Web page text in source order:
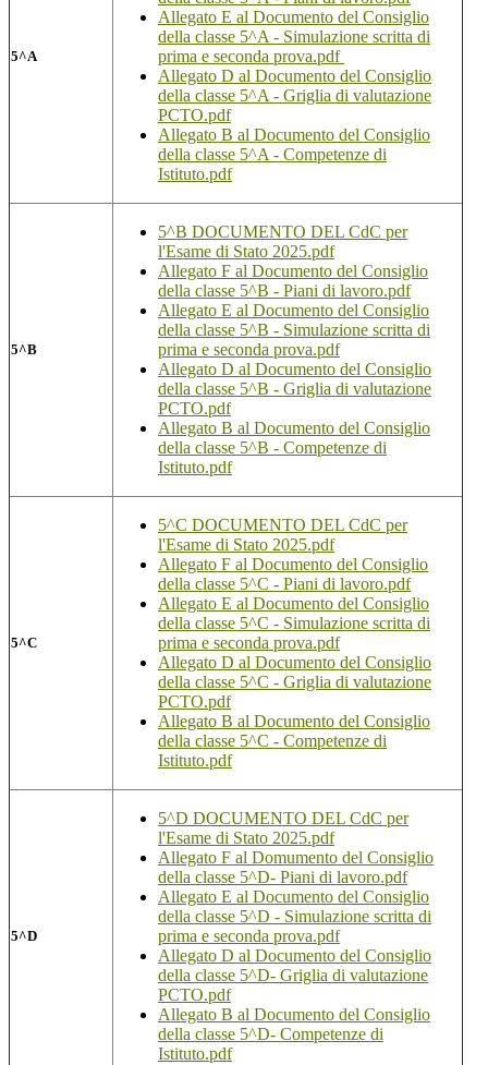
5^A
Allegato E al Documento del Consiglio
della classe 5^A - Simulazione scritta di
prima e seconda prova.pdf
Allegato D al Documento del Consiglio
della classe 5^A - Griglia di valutazione
PCTO.pdf
Allegato B al Documento del Consiglio
della classe 5^A - Competenze di
Istituto.pdf
5^B
5^B DOCUMENTO DEL CdC per
l'Esame di Stato 2025.pdf
Allegato F al Documento del Consiglio
della classe 5^B - Piani di lavoro.pdf
Allegato E al Documento del Consiglio
della classe 5^B - Simulazione scritta di
prima e seconda prova.pdf
Allegato D al Documento del Consiglio
della classe 5^B - Griglia di valutazione
PCTO.pdf
Allegato B al Documento del Consiglio
della classe 5^B - Competenze di
Istituto.pdf
5^C
5^C DOCUMENTO DEL CdC per
l'Esame di Stato 2025.pdf
Allegato F al Documento del Consiglio
della classe 5^C - Piani di lavoro.pdf
Allegato E al Documento del Consiglio
della classe 5^C - Simulazione scritta di
prima e seconda prova.pdf
Allegato D al Documento del Consiglio
della classe 5^C - Griglia di valutazione
PCTO.pdf
Allegato B al Documento del Consiglio
della classe 5^C - Competenze di
Istituto.pdf
5^D
5^D DOCUMENTO DEL CdC per
l'Esame di Stato 2025.pdf
Allegato F al Domumento del Consiglio
della classe 5^D- Piani di lavoro.pdf
Allegato E al Documento del Consiglio
della classe 5^D - Simulazione scritta di
prima e seconda prova.pdf
Allegato D al Documento del Consiglio
della classe 5^D- Griglia di valutazione
PCTO.pdf
Allegato B al Documento del Consiglio
della classe 5^D- Competenze di
Istituto.pdf